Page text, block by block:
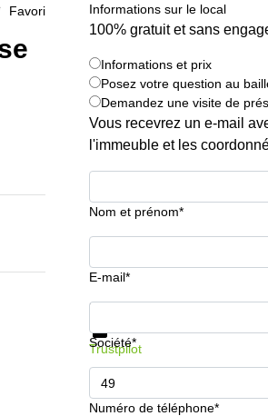
Favori Informations sur le local
100% gratuit et sans
Informations et prix
Posez votre question au
Demandez une visite de
Vous recevrez un e-mail
l'immeuble et les
Nom et prénom*
E-mail*
Société*
Numéro de téléphone*
Informations et prix
Trustpilot